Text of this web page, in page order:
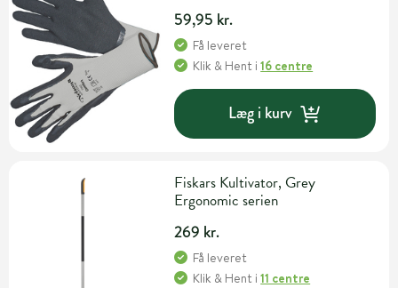
59,95 kr.
Få leveret
Klik & Hent i16 centre
Læg i kurv
Fiskars Kultivator, Grey
Ergonomic serien
269 kr.
Få leveret
Klik & Hent i11 centre